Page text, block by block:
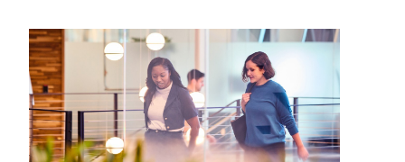
Denmark (English)
Finland (English)
Belgium (English)